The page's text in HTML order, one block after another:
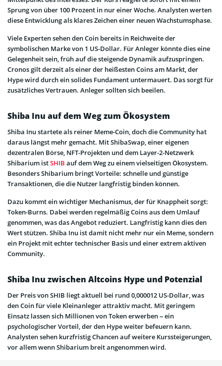
Sprung von über 100 Prozent in nur einer Woche. Analysten werten
diese Entwicklung als klares Zeichen einer neuen Wachstumsphase.
Viele Experten sehen den Coin bereits in Reichweite der
symbolischen Marke von 1 US-Dollar. Für Anleger könnte dies eine
Gelegenheit sein, früh auf die steigende Dynamik aufzuspringen.
Cronos gilt derzeit als einer der heißesten Coins am Markt, der
Hype wird durch ein solides Fundament untermauert. Das sorgt für
zusätzliches Vertrauen. Anleger sollten sich beeilen.
Shiba Inu auf dem Weg zum Ökosystem
Shiba Inu startete als reiner Meme-Coin, doch die Community hat
daraus längst mehr gemacht. Mit ShibaSwap, einer eigenen
dezentralen Börse, NFT-Projekten und dem Layer-2-Netzwerk
Shibarium istSHIB auf dem Weg zu einem vielseitigen Ökosystem.
Besonders Shibarium bringt Vorteile: schnelle und günstige
Transaktionen, die die Nutzer langfristig binden können.
Dazu kommt ein wichtiger Mechanismus, der für Knappheit sorgt:
Token-Burns. Dabei werden regelmäßig Coins aus dem Umlauf
genommen, was das Angebot reduziert. Langfristig kann dies den
Wert stützen. Shiba Inu ist damit nicht mehr nur ein Meme, sondern
ein Projekt mit echter technischer Basis und einer extrem aktiven
Community.
Shiba Inu zwischen Altcoins Hype und Potenzial
Der Preis von SHIB liegt aktuell bei rund 0,000012 US-Dollar, was
den Coin für viele Kleinanleger attraktiv macht. Mit geringem
Einsatz lassen sich Millionen von Token erwerben – ein
psychologischer Vorteil, der den Hype weiter befeuern kann.
Analysten sehen kurzfristig Chancen auf weitere Kurssteigerungen,
vor allem wenn Shibarium breit angenommen wird.